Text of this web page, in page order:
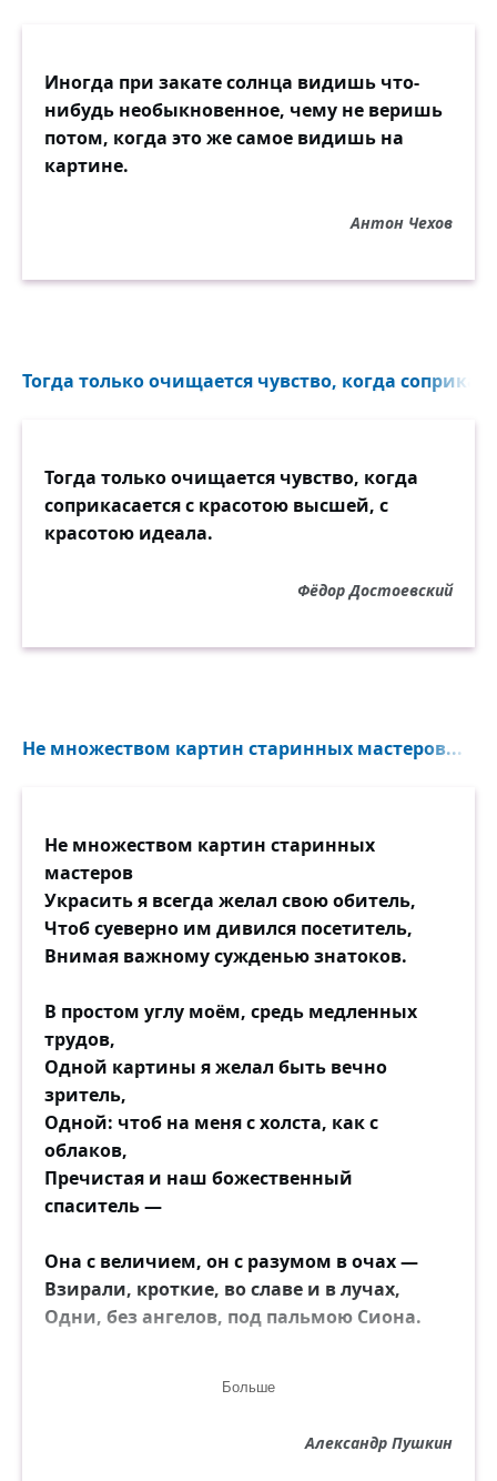
Иногда при закате солнца видишь что-
нибудь необыкновенное, чему не веришь
потом, когда это же самое видишь на
картине.
Антон Чехов
Тогда только очищается чувство, когда
Тогда только очищается чувство, когда
соприкасается с красотою высшей, с
красотою идеала.
Фёдор Достоевский
Не множеством картин старинных мастеров...
Не множеством картин старинных
мастеров
Украсить я всегда желал свою обитель,
Чтоб суеверно им дивился посетитель,
Внимая важному сужденью знатоков.
В простом углу моём, средь медленных
трудов,
Одной картины я желал быть вечно
зритель,
Одной: чтоб на меня с холста, как с
облаков,
Пречистая и наш божественный
спаситель —
Она с величием, он с разумом в очах —
Взирали, кроткие, во славе и в лучах,
Одни, без ангелов, под пальмою Сиона.
Тебя мне ниспослал, тебя, моя Мадонна,
Больше
Александр Пушкин